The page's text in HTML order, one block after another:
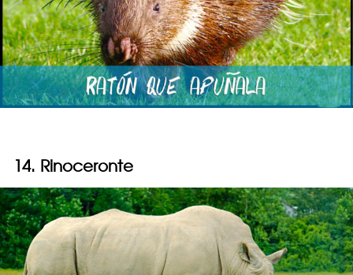
14. Rinoceronte